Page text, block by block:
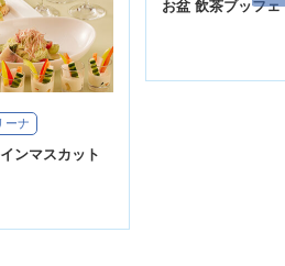
ーナ
ンマスカット
お盆 飲茶ブッフェ